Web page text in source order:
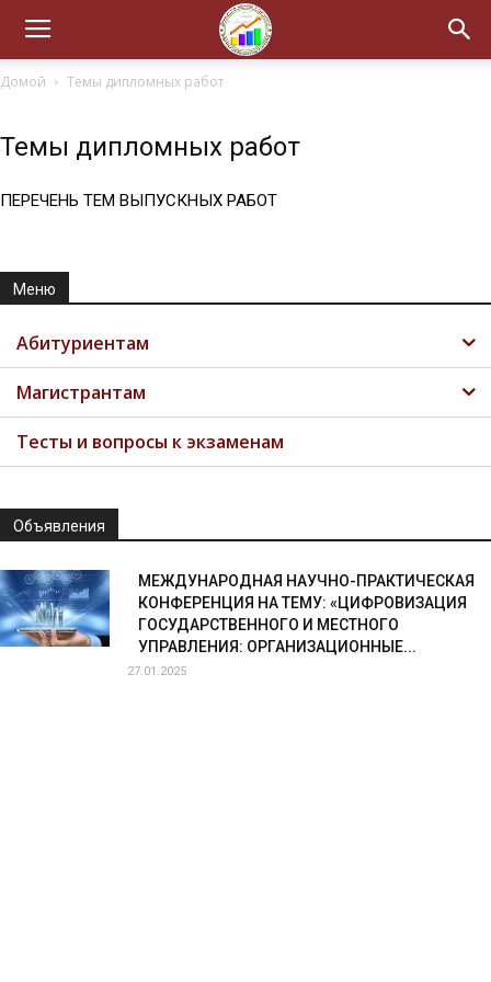
Домой Темы дипломных работ
Темы дипломных работ
ПЕРЕЧЕНЬ ТЕМ ВЫПУСКНЫХ РАБОТ
Меню
Абитуриентам
Магистрантам
Тесты и вопросы к экзаменам
Объявления
МЕЖДУНАРОДНАЯ НАУЧНО-ПРАКТИЧЕСКАЯ
КОНФЕРЕНЦИЯ НА ТЕМУ: «ЦИФРОВИЗАЦИЯ
ГОСУДАРСТВЕННОГО И МЕСТНОГО
УПРАВЛЕНИЯ: ОРГАНИЗАЦИОННЫЕ...
27.01.2025